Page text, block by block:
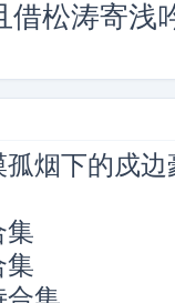
借松涛寄浅
烟下的戍边
集
集